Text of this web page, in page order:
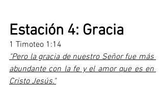
Estación 4: Gracia
1 Timoteo 1:14
"Pero la gracia de nuestro Señor fue más
abundante con la fe y el amor que es en
Cristo Jesús."